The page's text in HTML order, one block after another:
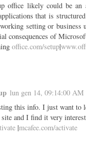
office likely could be an
that is
setting or business
consequences of
office.com/setup|
lun gen 14, 09:14:00 AM
this info. I just want to
and I find it very
|mcafee.com/activate